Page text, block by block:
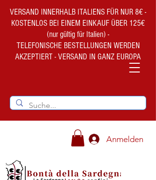
VERSAND INNERHALB ITALIENS FÜR NUR 8€ -
KOSTENLOS BEI EINEM EINKAUF ÜBER 125€
(nur gültig für Italien) -
TELEFONISCHE BESTELLUNGEN WERDEN
AKZEPTIERT - VERSAND IN GANZ EUROPA
Anmelden